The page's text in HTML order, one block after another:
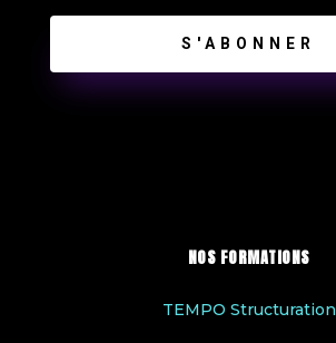
S'ABONNER
NOS FORMATIONS
TEMPO Structuration